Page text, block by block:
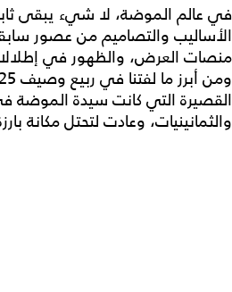
في عالم الموضة، لا شيء يبقى
الأساليب والتصاميم من عصور
منصات العرض، والظهور في
القصيرة التي كانت سيدة الموضة
والثمانينيات، وعادت لتحتل مكانة